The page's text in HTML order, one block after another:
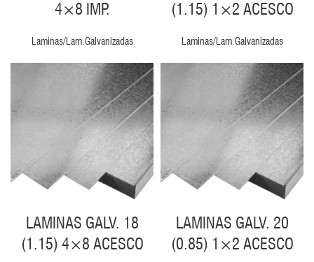
4×8 IMP.
Laminas/Lam.Galvanizadas
(1.15) 1×2 ACESCO
Laminas/Lam.Galvanizadas
LAMINAS GALV. 18
(1.15) 4×8 ACESCO
LAMINAS GALV. 20
(0.85) 1×2 ACESCO